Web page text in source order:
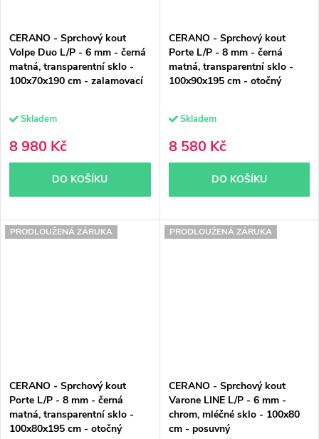
CERANO - Sprchový kout
Volpe Duo L/P - 6 mm - černá
matná, transparentní sklo -
100x70x190 cm - zalamovací
Skladem
8 980 Kč
DO KOŠÍKU
CERANO - Sprchový kout
Porte L/P - 8 mm - černá
matná, transparentní sklo -
100x90x195 cm - otočný
Skladem
8 580 Kč
DO KOŠÍKU
PRODLOUŽENÁ ZÁRUKA
CERANO - Sprchový kout
Porte L/P - 8 mm - černá
matná, transparentní sklo -
100x80x195 cm - otočný
PRODLOUŽENÁ ZÁRUKA
CERANO - Sprchový kout
Varone LINE L/P - 6 mm -
chrom, mléčné sklo - 100x80
cm - posuvný